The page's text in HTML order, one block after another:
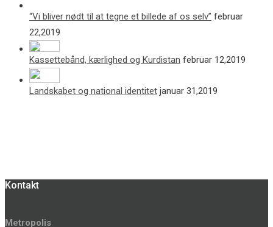
“Vi bliver nødt til at tegne et billede af os selv” februar
22,2019
Kassettebånd, kærlighed og Kurdistan februar 12,2019
Landskabet og national identitet januar 31,2019
Kontakt
Metropolis